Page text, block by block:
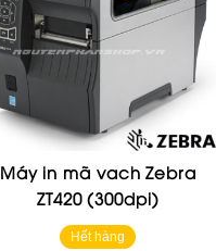
Máy in mã vach Zebra
ZT420 (300dpi)
Hết hàng